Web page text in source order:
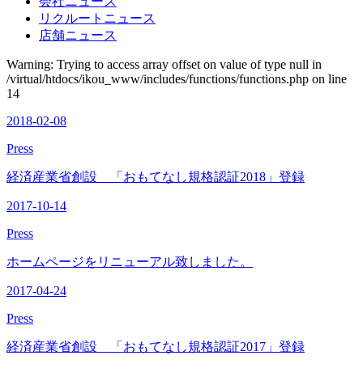
リクルートニュース
店舗ニュース
Warning: Trying to access array offset on value of type null in
/virtual/htdocs/ikou_www/includes/functions/functions.php on line
14
2018-02-08
Press
経済産業省創設 「おもてなし規格認証2018」登録
2017-10-14
Press
ホームページをリニューアル致しました。
2017-04-24
Press
経済産業省創設 「おもてなし規格認証2017」登録